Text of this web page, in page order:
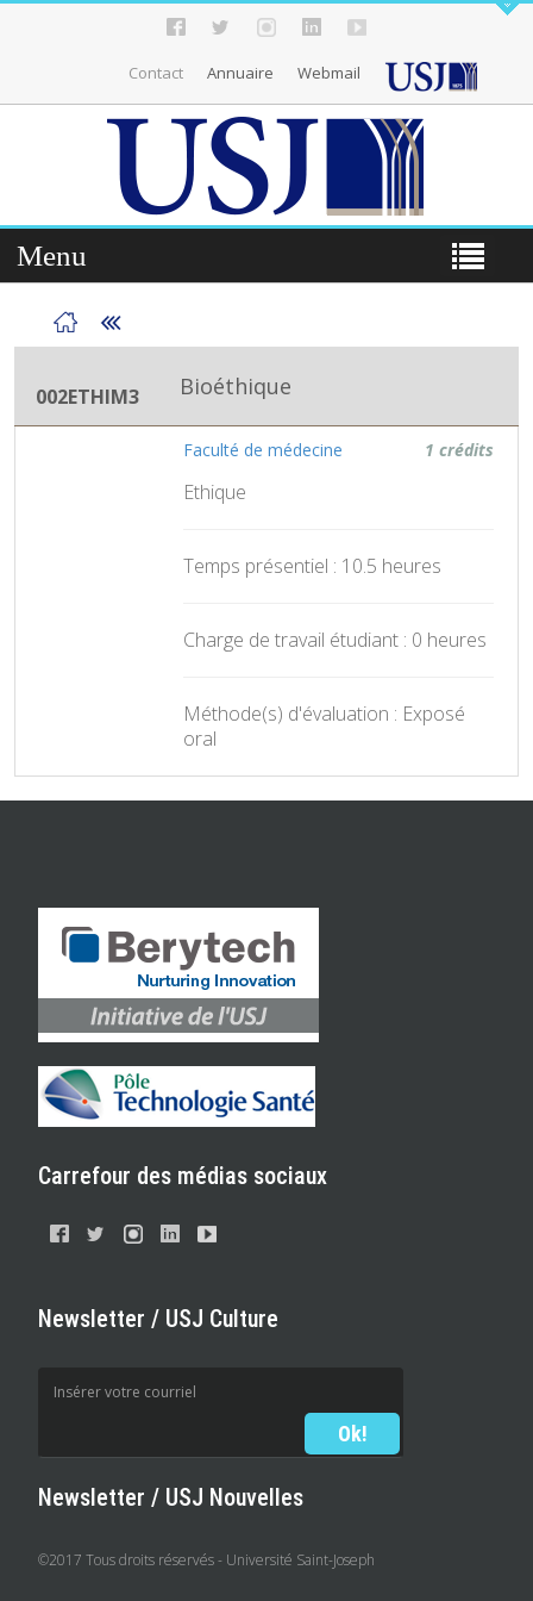
Contact Annuaire Webmail
Menu
002ETHIM3 Bioéthique
Faculté de médecine 1 crédits
Ethique
Temps présentiel : 10.5 heures
Charge de travail étudiant : 0 heures
Méthode(s) d'évaluation : Exposé
oral
Carrefour des médias sociaux
Newsletter / USJ Culture
Newsletter / USJ Nouvelles
©2017 Tous droits réservés - Université Saint-Joseph